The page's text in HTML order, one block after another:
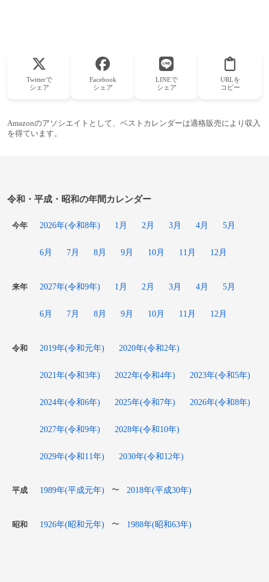
Twitterで
シェア
Facebook
シェア
LINEで
シェア
URLを
コピー
Amazonのアソシエイトとして、ベストカレンダーは適格販売により収入
を得ています。
令和・平成・昭和の年間カレンダー
今年 2026年(令和8年) 1月 2月 3月 4月 5月
6月 7月 8月 9月 10月 11月 12月
来年 2027年(令和9年) 1月 2月 3月 4月 5月
6月 7月 8月 9月 10月 11月 12月
令和 2019年(令和元年) 2020年(令和2年)
2021年(令和3年) 2022年(令和4年) 2023年(令和5年)
2024年(令和6年) 2025年(令和7年) 2026年(令和8年)
2027年(令和9年) 2028年(令和10年)
2029年(令和11年) 2030年(令和12年)
平成 1989年(平成元年) 〜 2018年(平成30年)
昭和 1926年(昭和元年) 〜 1988年(昭和63年)